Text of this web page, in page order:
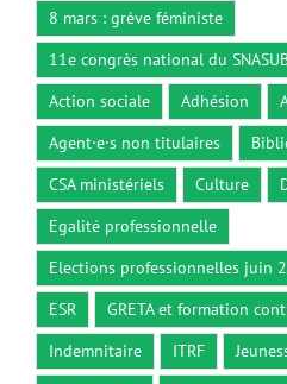
8 mars : grève féministe
11e congrès national du
Action sociale
Adhésion
Agent·e·s non titulaires
CSA ministériels
Culture
Egalité professionnelle
Elections professionnelles juin
ESR
GRETA et formation
Indemnitaire
ITRF